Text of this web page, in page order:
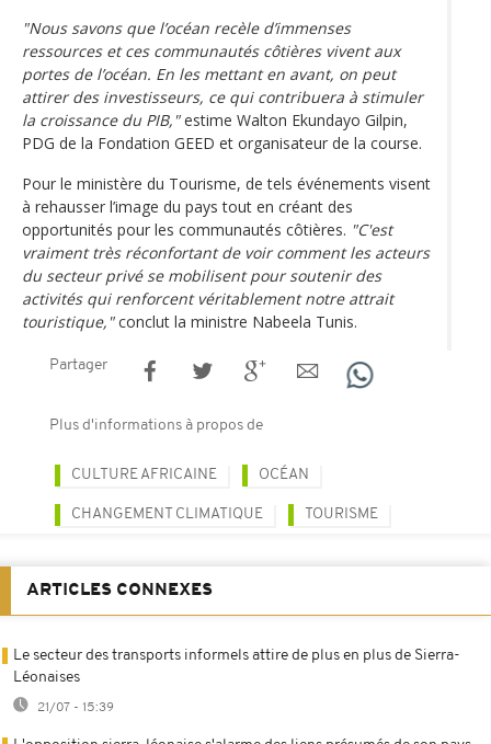
"Nous savons que l’océan recèle d’immenses
ressources et ces communautés côtières vivent aux
portes de l’océan. En les mettant en avant, on peut
attirer des investisseurs, ce qui contribuera à stimuler
la croissance du PIB,"estime Walton Ekundayo Gilpin,
PDG de la Fondation GEED et organisateur de la course.
Pour le ministère du Tourisme, de tels événements visent
à rehausser l’image du pays tout en créant des
opportunités pour les communautés côtières. "C'est
vraiment très réconfortant de voir comment les acteurs
du secteur privé se mobilisent pour soutenir des
activités qui renforcent véritablement notre attrait
touristique,"conclut la ministre Nabeela Tunis.
Partager
Plus d'informations à propos de
CULTURE AFRICAINE OCÉAN
CHANGEMENT CLIMATIQUE TOURISME
ARTICLES CONNEXES
Le secteur des transports informels attire de plus en plus de Sierra-
Léonaises
21/07 - 15:39